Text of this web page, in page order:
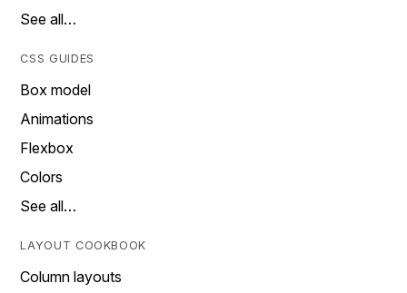
See all…
CSS GUIDES
Box model
Animations
Flexbox
Colors
See all…
LAYOUT COOKBOOK
Column layouts